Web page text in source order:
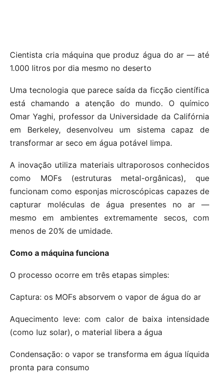
Cientista cria máquina que produz água do ar — até
1.000 litros por dia mesmo no deserto
Uma tecnologia que parece saída da ficção científica
está chamando a atenção do mundo. O químico
Omar Yaghi, professor da Universidade da Califórnia
em Berkeley, desenvolveu um sistema capaz de
transformar ar seco em água potável limpa.
A inovação utiliza materiais ultraporosos conhecidos
como MOFs (estruturas metal-orgânicas), que
funcionam como esponjas microscópicas capazes de
capturar moléculas de água presentes no ar —
mesmo em ambientes extremamente secos, com
menos de 20% de umidade.
Como a máquina funciona
O processo ocorre em três etapas simples:
Captura: os MOFs absorvem o vapor de água do ar
Aquecimento leve: com calor de baixa intensidade
(como luz solar), o material libera a água
Condensação: o vapor se transforma em água líquida
pronta para consumo